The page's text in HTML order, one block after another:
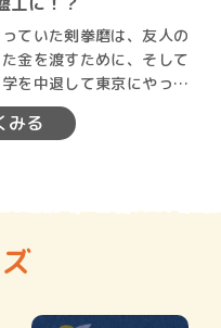
ていた剣拳磨は、友人の
金を渡すために、そして
を中退して東京にやって
みる